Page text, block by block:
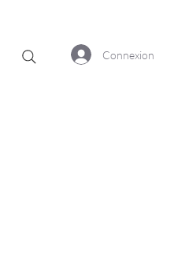
Connexion